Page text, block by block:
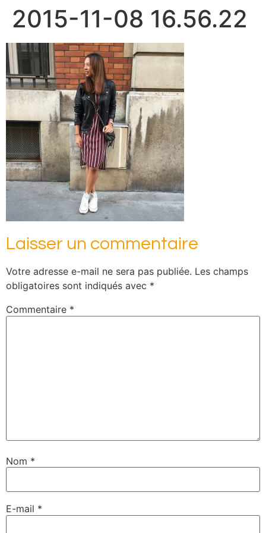
2015-11-08 16.56.22
Laisser un commentaire
Votre adresse e-mail ne sera pas publiée. Les champs
obligatoires sont indiqués avec *
Commentaire *
Nom *
E-mail *